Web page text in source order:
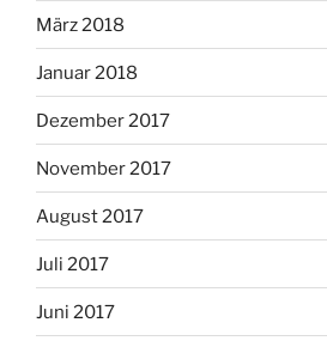
März 2018
Januar 2018
Dezember 2017
November 2017
August 2017
Juli 2017
Juni 2017